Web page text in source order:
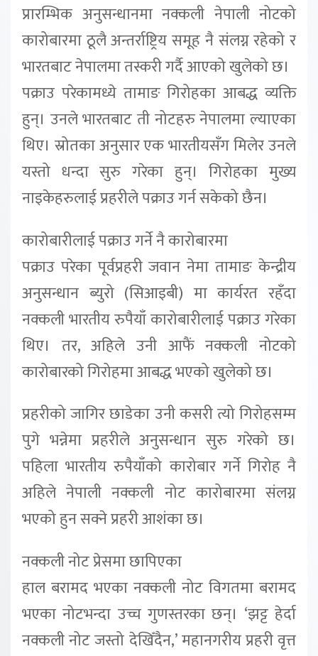
प्रारम्भिक अनुसन्धानमा नक्कली नेपाली नोटको
कारोबारमा ठूलै अन्तर्राष्ट्रिय समूह नै संलग्न रहेको र
भारतबाट नेपालमा तस्करी गर्दै आएको खुलेको छ।
पक्राउ परेकामध्ये तामाङ गिरोहका आबद्ध व्यक्ति
हुन्। उनले भारतबाट ती नोटहरु नेपालमा ल्याएका
थिए। स्रोतका अनुसार एक भारतीयसँग मिलेर उनले
यस्तो धन्दा सुरु गरेका हुन्। गिरोहका मुख्य
नाइकेहरुलाई प्रहरीले पक्राउ गर्न सकेको छैन।
कारोबारीलाई पक्राउ गर्ने नै कारोबारमा
पक्राउ परेका पूर्वप्रहरी जवान नेमा तामाङ केन्द्रीय
अनुसन्धान ब्युरो (सिआइबी) मा कार्यरत रहँदा
नक्कली भारतीय रुपैयाँ कारोबारीलाई पक्राउ गरेका
थिए। तर, अहिले उनी आफैं नक्कली नोटको
कारोबारको गिरोहमा आबद्ध भएको खुलेको छ।
प्रहरीको जागिर छाडेका उनी कसरी त्यो गिरोहसम्म
पुगे भन्नेमा प्रहरीले अनुसन्धान सुरु गरेको छ।
पहिला भारतीय रुपैयाँको कारोबार गर्ने गिरोह नै
अहिले नेपाली नक्कली नोट कारोबारमा संलग्न
भएको हुन सक्ने प्रहरी आशंका छ।
नक्कली नोट प्रेसमा छापिएका
हाल बरामद भएका नक्कली नोट विगतमा बरामद
भएका नोटभन्दा उच्च गुणस्तरका छन्। ‘झट्ट हेर्दा
नक्कली नोट जस्तो देखिँदैन,’ महानगरीय प्रहरी वृत्त